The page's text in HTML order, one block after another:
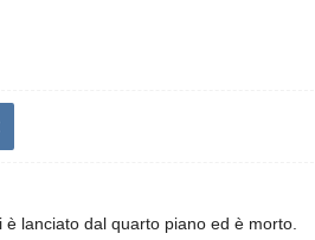
lanciato dal quarto piano ed è morto.